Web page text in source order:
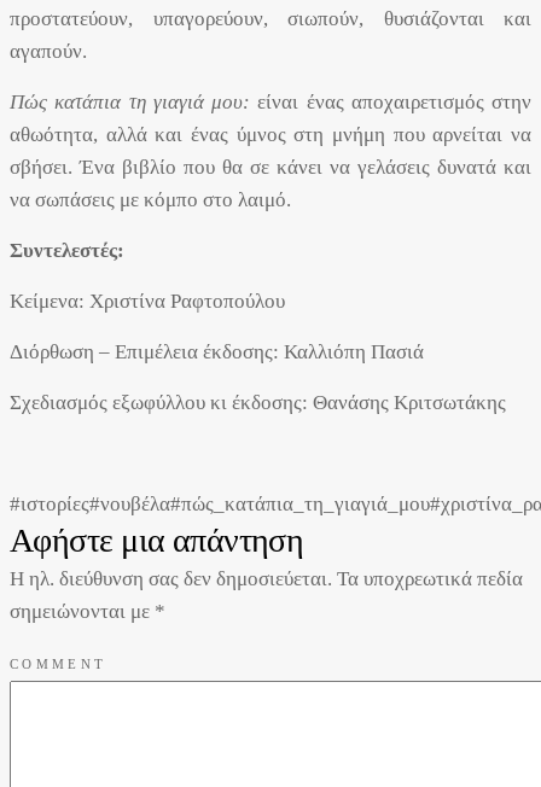
προστατεύουν, υπαγορεύουν, σιωπούν, θυσιάζονται και
αγαπούν.
Πώς κατάπια τη γιαγιά μου: είναι ένας αποχαιρετισμός στην
αθωότητα, αλλά και ένας ύμνος στη μνήμη που αρνείται να
σβήσει. Ένα βιβλίο που θα σε κάνει να γελάσεις δυνατά και
να σωπάσεις με κόμπο στο λαιμό.
Συντελεστές:
Κείμενα: Χριστίνα Ραφτοπούλου
Διόρθωση – Επιμέλεια έκδοσης: Καλλιόπη Πασιά
Σχεδιασμός εξωφύλλου κι έκδοσης: Θανάσης Κριτσωτάκης
#ιστορίες#νουβέλα#πώς_κατάπια_τη_γιαγιά_μου
Αφήστε μια απάντηση
Η ηλ. διεύθυνση σας δεν δημοσιεύεται. Τα υποχρεωτικά πεδία
σημειώνονται με *
COMMENT